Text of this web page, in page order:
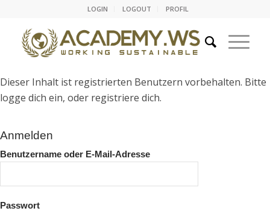
LOGIN LOGOUT PROFIL
Dieser Inhalt ist registrierten Benutzern vorbehalten. Bitte
logge dich ein, oder registriere dich.
Anmelden
Benutzername oder E-Mail-Adresse
Passwort